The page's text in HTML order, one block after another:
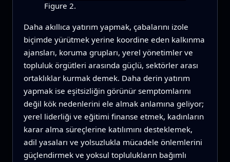
Figure 2.
Daha akıllıca yatırım yapmak, çabalarını izole
biçimde yürütmek yerine koordine eden kalkınma
ajansları, koruma grupları, yerel yönetimler ve
topluluk örgütleri arasında güçlü, sektörler arası
ortaklıklar kurmak demek. Daha derin yatırım
yapmak ise eşitsizliğin görünür semptomlarını
değil kök nedenlerini ele almak anlamına geliyor;
yerel liderliği ve eğitimi finanse etmek, kadınların
karar alma süreçlerine katılımını desteklemek,
adil yasaları ve yolsuzlukla mücadele önlemlerini
güçlendirmek ve yoksul toplulukların bağımlı